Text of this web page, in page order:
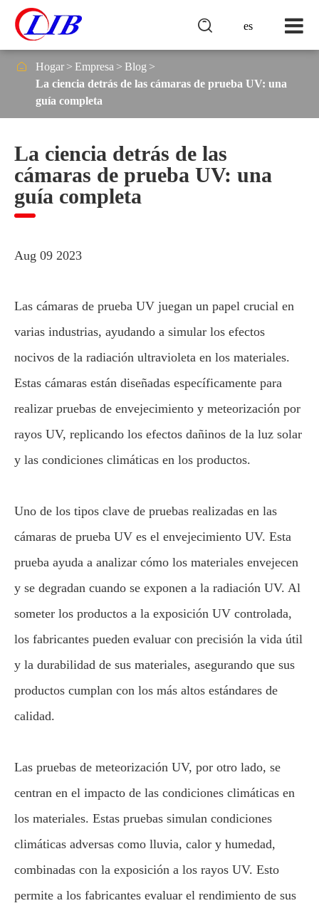
es

 Hogar Empresa
Blog
La ciencia detrás de las cámaras de prueba UV: una
guía completa
La ciencia detrás de las
cámaras de prueba UV: una
guía completa
Aug 09 2023
Las cámaras de prueba UV juegan un papel crucial en
varias industrias, ayudando a simular los efectos
nocivos de la radiación ultravioleta en los materiales.
Estas cámaras están diseñadas específicamente para
realizar pruebas de envejecimiento y meteorización por
rayos UV, replicando los efectos dañinos de la luz solar
y las condiciones climáticas en los productos.
Uno de los tipos clave de pruebas realizadas en las
cámaras de prueba UV es el envejecimiento UV. Esta
prueba ayuda a analizar cómo los materiales envejecen
y se degradan cuando se exponen a la radiación UV. Al
someter los productos a la exposición UV controlada,
los fabricantes pueden evaluar con precisión la vida útil
y la durabilidad de sus materiales, asegurando que sus
productos cumplan con los más altos estándares de
calidad.
Las pruebas de meteorización UV, por otro lado, se
centran en el impacto de las condiciones climáticas en
los materiales. Estas pruebas simulan condiciones
climáticas adversas como lluvia, calor y humedad,
combinadas con la exposición a los rayos UV. Esto
permite a los fabricantes evaluar el rendimiento de sus